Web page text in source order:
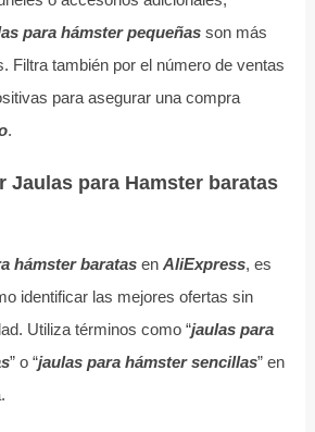
para hámster pequeñasson más
Filtra también por el número de ventas
para asegurar una compra
.
Jaulas para Hamster baratas
hámster baratasen AliExpress, es
identificar las mejores ofertas sin
Utiliza términos como “jaulas para
” o “jaulas para hámster sencillas” en